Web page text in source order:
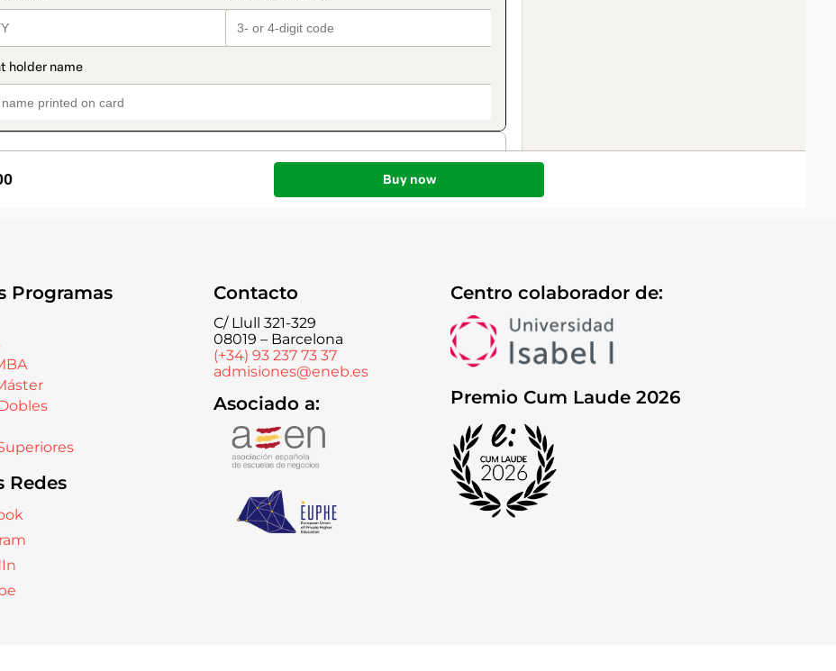
Programas
Redes
Contacto
C/ Llull 321-329
08019 – Barcelona
(+34) 93 237 73 37
admisiones@eneb.es
Asociado a:
Centro colaborador de:
Premio Cum Laude 2026